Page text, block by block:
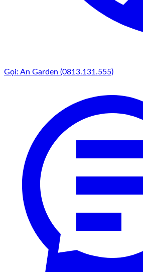
Gọi: An Garden (0813.131.555)